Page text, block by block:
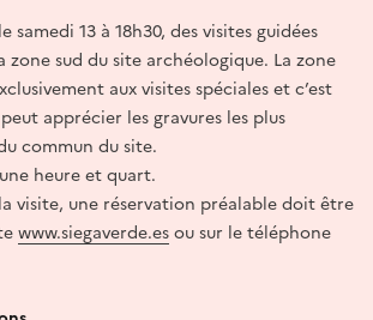
samedi 13 à 18h30, des visites guidées
zone sud du site archéologique. La zone
aux visites spéciales et c’est
apprécier les gravures les plus
commun du site.
heure et quart.
visite, une réservation préalable doit être
www.siegaverde.esou sur le téléphone